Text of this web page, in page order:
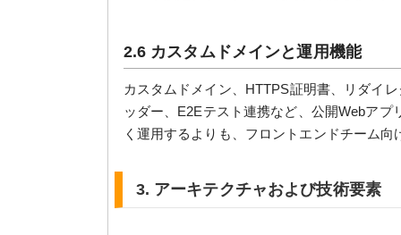
2.6 カスタムドメインと運用機能
カスタムドメイン、HTTPS証明書、リダイ
ッダー、E2Eテスト連携など、公開Webア
く運用するよりも、フロントエンドチーム
3. アーキテクチャおよび技術要素